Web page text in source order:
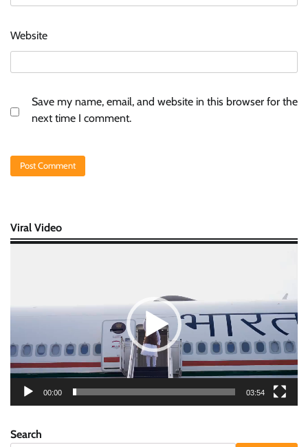
Website
Save my name, email, and website in this browser for the
next time I comment.
Viral Video
00:00 03:54
Search